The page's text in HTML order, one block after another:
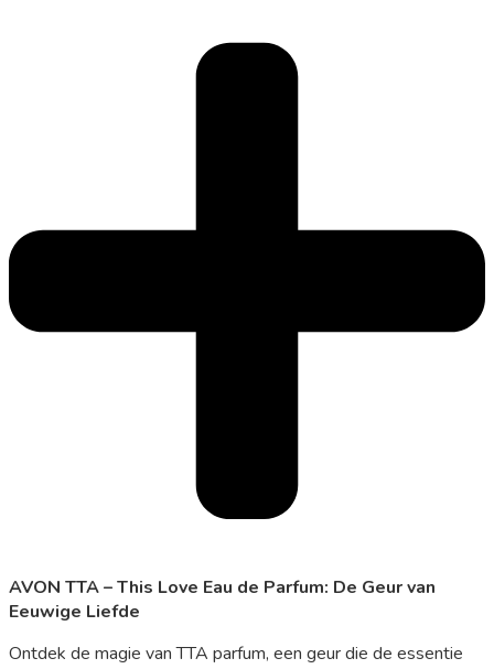
AVON TTA – This Love Eau de Parfum: De Geur van
Eeuwige Liefde
Ontdek de magie van TTA parfum, een geur die de essentie